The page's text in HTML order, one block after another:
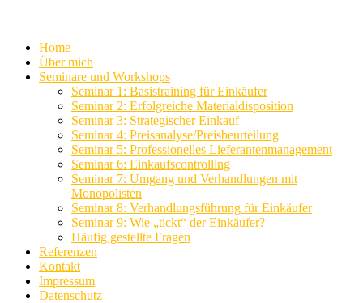
Home
Über mich
Seminare und Workshops
Seminar 1: Basistraining für Einkäufer
Seminar 2: Erfolgreiche Materialdisposition
Seminar 3: Strategischer Einkauf
Seminar 4: Preisanalyse/Preisbeurteilung
Seminar 5: Professionelles Lieferantenmanagement
Seminar 6: Einkaufscontrolling
Seminar 7: Umgang und Verhandlungen mit
Monopolisten
Seminar 8: Verhandlungsführung für Einkäufer
Seminar 9: Wie „tickt“ der Einkäufer?
Häufig gestellte Fragen
Referenzen
Kontakt
Impressum
Datenschutz